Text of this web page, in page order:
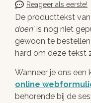
Reageer als eerste!
De producttekst
doenis nog niet
gewoon te
hard om deze tekst
Wanneer je ons
online
behorende bij de